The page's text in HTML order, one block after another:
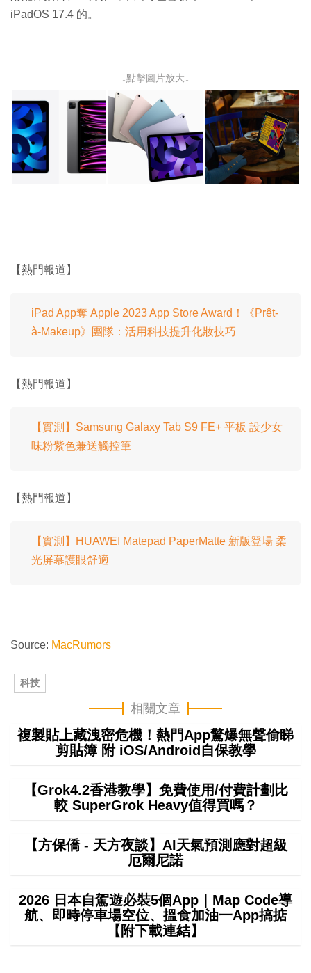
iPadOS 17.4 的。
↓點擊圖片放大↓
【熱門報道】
iPad App奪 Apple 2023 App Store Award！《Prêt-
à-Makeup》團隊：活用科技提升化妝技巧
【熱門報道】
【實測】Samsung Galaxy Tab S9 FE+ 平板 設少女
味粉紫色兼送觸控筆
【熱門報道】
【實測】HUAWEI Matepad PaperMatte 新版登場 柔
光屏幕護眼舒適
Source: MacRumors
科技
相關文章
複製貼上藏洩密危機！熱門App驚爆無聲偷睇
剪貼簿 附 iOS/Android自保教學
【Grok4.2香港教學】免費使用/付費計劃比
較 SuperGrok Heavy值得買嗎？
【方保僑 - 天方夜談】AI天氣預測應對超級
厄爾尼諾
2026 日本自駕遊必裝5個App｜Map Code導
航、即時停車場空位、搵食加油一App搞掂
【附下載連結】